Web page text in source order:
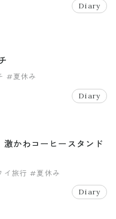
Diary
#夏休み
Diary
かわコーヒースタンド
イ旅行 #夏休み
Diary